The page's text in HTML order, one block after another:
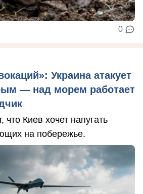
0
Украина атакует
— над морем работает
что Киев хочет напугать
на побережье.